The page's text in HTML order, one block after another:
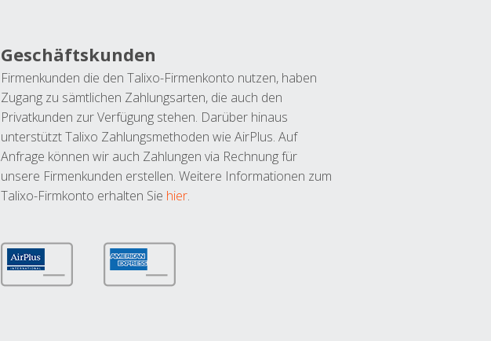
Geschäftskunden
Firmenkunden die den Talixo-Firmenkonto nutzen, haben
Zugang zu sämtlichen Zahlungsarten, die auch den
Privatkunden zur Verfügung stehen. Darüber hinaus
unterstützt Talixo Zahlungsmethoden wie AirPlus. Auf
Anfrage können wir auch Zahlungen via Rechnung für
unsere Firmenkunden erstellen. Weitere Informationen zum
Talixo-Firmkonto erhalten Sie hier.